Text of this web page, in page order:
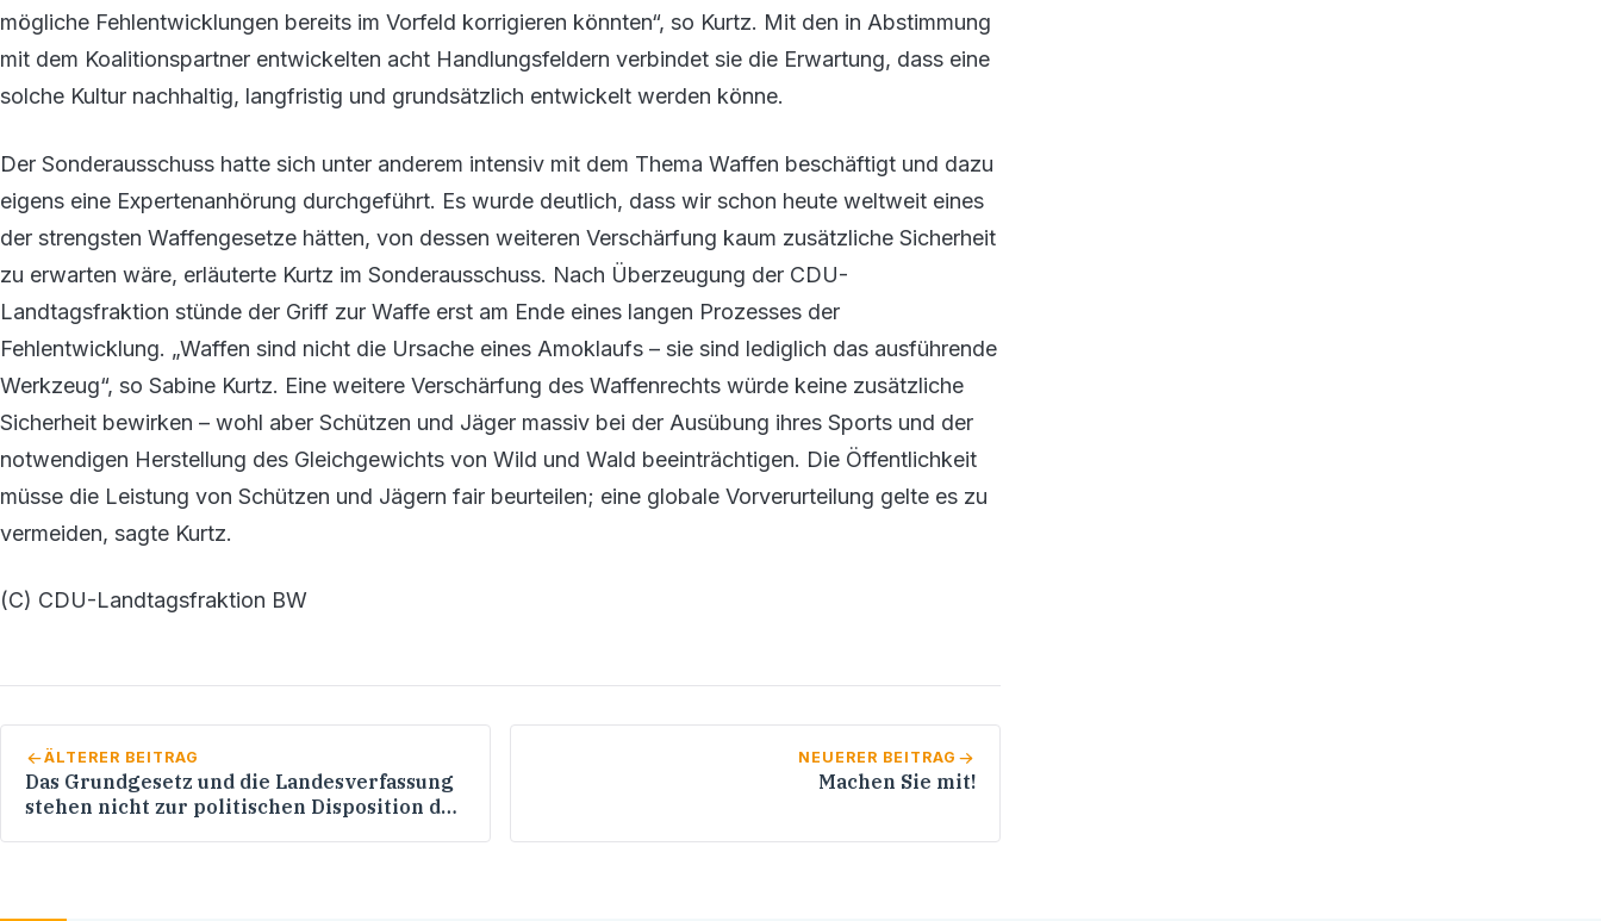
mögliche Fehlentwicklungen bereits im Vorfeld korrigieren könnten“, so Kurtz. Mit den in Abstimmung
mit dem Koalitionspartner entwickelten acht Handlungsfeldern verbindet sie die Erwartung, dass eine
solche Kultur nachhaltig, langfristig und grundsätzlich entwickelt werden könne.
Der Sonderausschuss hatte sich unter anderem intensiv mit dem Thema Waffen beschäftigt und dazu
eigens eine Expertenanhörung durchgeführt. Es wurde deutlich, dass wir schon heute weltweit eines
der strengsten Waffengesetze hätten, von dessen weiteren Verschärfung kaum zusätzliche Sicherheit
zu erwarten wäre, erläuterte Kurtz im Sonderausschuss. Nach Überzeugung der CDU-
Landtagsfraktion stünde der Griff zur Waffe erst am Ende eines langen Prozesses der
Fehlentwicklung. „Waffen sind nicht die Ursache eines Amoklaufs – sie sind lediglich das ausführende
Werkzeug“, so Sabine Kurtz. Eine weitere Verschärfung des Waffenrechts würde keine zusätzliche
Sicherheit bewirken – wohl aber Schützen und Jäger massiv bei der Ausübung ihres Sports und der
notwendigen Herstellung des Gleichgewichts von Wild und Wald beeinträchtigen. Die Öffentlichkeit
müsse die Leistung von Schützen und Jägern fair beurteilen; eine globale Vorverurteilung gelte es zu
vermeiden, sagte Kurtz.
(C) CDU-Landtagsfraktion BW
ÄLTERER BEITRAG
Das Grundgesetz und die Landesverfassung
stehen nicht zur politischen Disposition der
NEUERER BEITRAG
Machen Sie mit!